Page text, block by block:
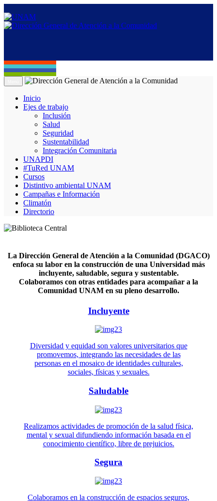
Inicio
Ejes de trabajo
Inclusión
Salud
Seguridad
Sustentabilidad
Integración Comunitaria
UNAPDI
#TuRed UNAM
Cursos
Distintivo ambiental UNAM
Campañas e Información
Climatón
Directorio
La Dirección General de Atención a la Comunidad (DGACO)
enfoca su labor en la construcción de una Universidad más
incluyente, saludable, segura y sustentable.
Colaboramos con otras entidades para acompañar a la
Comunidad UNAM en su pleno desarrollo.
Incluyente
Diversidad y equidad son valores universitarios que
promovemos, integrando las necesidades de las
personas en el mosaico de identidades culturales,
sociales, físicas y sexuales.
Saludable
Realizamos actividades de promoción de la salud física,
mental y sexual difundiendo información basada en el
conocimiento científico, libre de prejuicios.
Segura
Colaboramos en la construcción de espacios seguros,